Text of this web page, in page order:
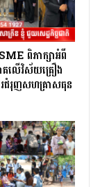
ពិភាក្សាអំពី
លើវិស័យគ្រឿង
រជំរុញសហគ្រាសធុន